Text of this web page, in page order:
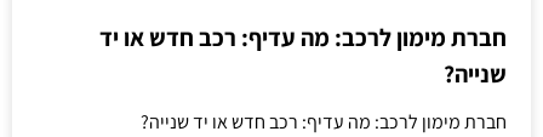
חברת מימון לרכב: מה עדיף: רכב חדש או יד
שנייה?
חברת מימון לרכב: מה עדיף: רכב חדש או יד שנייה?